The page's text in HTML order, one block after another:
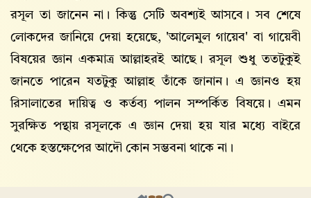
রসূল তা জানেন না। কিন্তু সেটি অবশ্যই আসবে। সব শেষে
লোকদের জানিয়ে দেয়া হয়েছে, 'আলেমুল গায়েব' বা গায়েবী
বিষয়ের জ্ঞান একমাত্র আল্লাহরই আছে। রসূল শুধু ততটুকুই
জানতে পারেন যতটুকু আল্লাহ তাঁকে জানান। এ জ্ঞানও হয়
রিসালাতের দায়িত্ব ও কর্তব্য পালন সম্পর্কিত বিষয়ে। এমন
সুরক্ষিত পন্থায় রসূলকে এ জ্ঞান দেয়া হয় যার মধ্যে বাইরে
থেকে হস্তক্ষেপের আদৌ কোন সম্ভবনা থাকে না।